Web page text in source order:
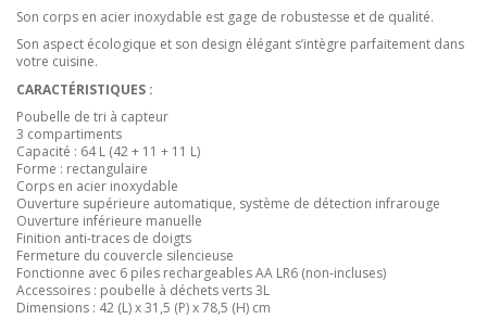
Son corps en acier inoxydable est gage de robustesse et de qualité.
Son aspect écologique et son design élégant s’intègre parfaitement dans
votre cuisine.
CARACTÉRISTIQUES :
Poubelle de tri à capteur
3 compartiments
Capacité : 64 L (42 + 11 + 11 L)
Forme : rectangulaire
Corps en acier inoxydable
Ouverture supérieure automatique, système de détection infrarouge
Ouverture inférieure manuelle
Finition anti-traces de doigts
Fermeture du couvercle silencieuse
Fonctionne avec 6 piles rechargeables AA LR6 (non-incluses)
Accessoires : poubelle à déchets verts 3L
Dimensions : 42 (L) x 31,5 (P) x 78,5 (H) cm